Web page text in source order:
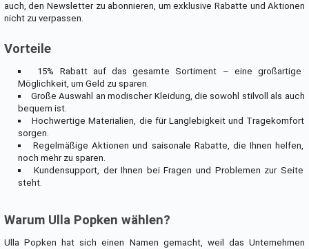
auch, den Newsletter zu abonnieren, um exklusive Rabatte und Aktionen
nicht zu verpassen.
Vorteile
15% Rabatt auf das gesamte Sortiment – eine großartige
Möglichkeit, um Geld zu sparen.
Große Auswahl an modischer Kleidung, die sowohl stilvoll als auch
bequem ist.
Hochwertige Materialien, die für Langlebigkeit und Tragekomfort
sorgen.
Regelmäßige Aktionen und saisonale Rabatte, die Ihnen helfen,
noch mehr zu sparen.
Kundensupport, der Ihnen bei Fragen und Problemen zur Seite
steht.
Warum Ulla Popken wählen?
Ulla Popken hat sich einen Namen gemacht, weil das Unternehmen